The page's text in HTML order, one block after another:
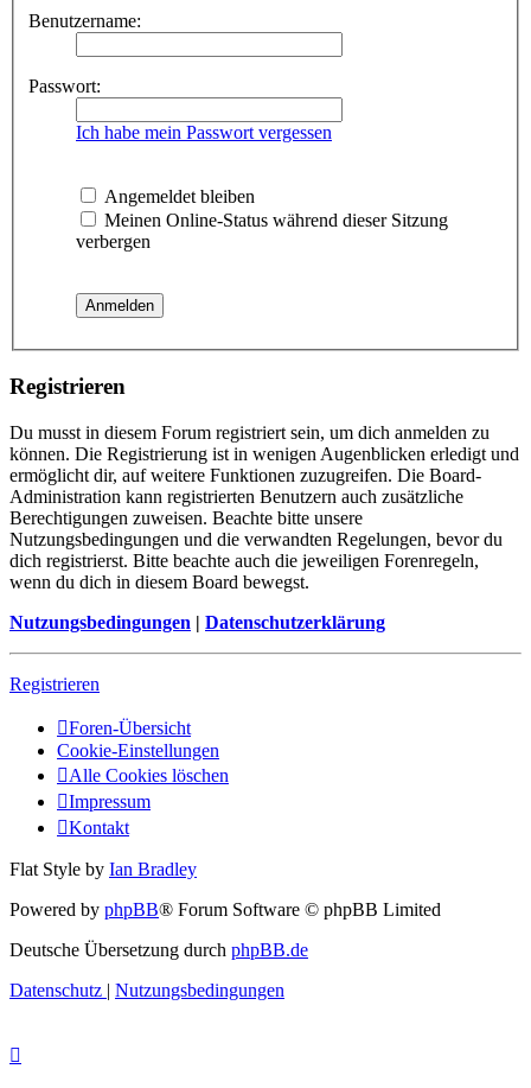
Benutzername:
Passwort:
Ich habe mein Passwort vergessen
Angemeldet bleiben
Meinen Online-Status während dieser Sitzung
verbergen
Registrieren
Du musst in diesem Forum registriert sein, um dich anmelden zu
können. Die Registrierung ist in wenigen Augenblicken erledigt und
ermöglicht dir, auf weitere Funktionen zuzugreifen. Die Board-
Administration kann registrierten Benutzern auch zusätzliche
Berechtigungen zuweisen. Beachte bitte unsere
Nutzungsbedingungen und die verwandten Regelungen, bevor du
dich registrierst. Bitte beachte auch die jeweiligen Forenregeln,
wenn du dich in diesem Board bewegst.
Nutzungsbedingungen | Datenschutzerklärung
Registrieren
Foren-Übersicht
Cookie-Einstellungen
Alle Cookies löschen
Impressum
Kontakt
Flat Style by Ian Bradley
Powered by phpBB® Forum Software © phpBB Limited
Deutsche Übersetzung durch phpBB.de
Datenschutz | Nutzungsbedingungen